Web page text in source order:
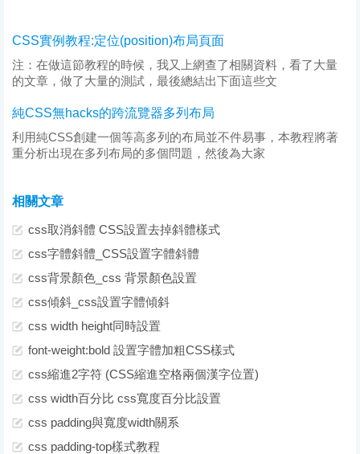
CSS實例教程:定位(position)布局頁面
注：在做這節教程的時候，我又上網查了相關資料，看了大量
的文章，做了大量的測試，最後總結出下面這些文
純CSS無hacks的跨流覽器多列布局
利用純CSS創建一個等高多列的布局並不件易事，本教程將著
重分析出現在多列布局的多個問題，然後為大家
相關文章
css取消斜體 CSS設置去掉斜體樣式
css字體斜體_CSS設置字體斜體
css背景顏色_css 背景顏色設置
css傾斜_css設置字體傾斜
css width height同時設置
font-weight:bold 設置字體加粗CSS樣式
css縮進2字符 (CSS縮進空格兩個漢字位置)
css width百分比 css寬度百分比設置
css padding與寬度width關系
css padding-top樣式教程